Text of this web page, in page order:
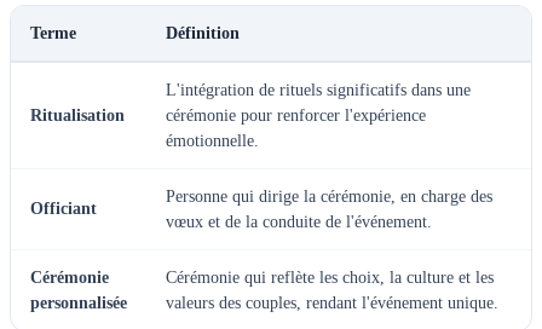
Terme Définition
Ritualisation
L'intégration de rituels significatifs dans une
cérémonie pour renforcer l'expérience
émotionnelle.
Officiant
Personne qui dirige la cérémonie, en charge des
vœux et de la conduite de l'événement.
Cérémonie
personnalisée
Cérémonie qui reflète les choix, la culture et les
valeurs des couples, rendant l'événement unique.